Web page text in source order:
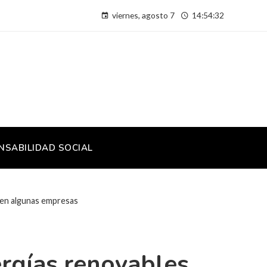
viernes, agosto 7 14:54:32
SOCIAL
algunas empresas